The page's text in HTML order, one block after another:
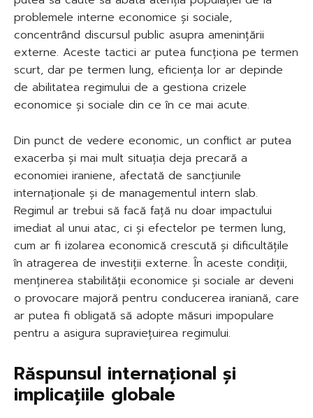
problemele interne economice și sociale,
concentrând discursul public asupra amenințării
externe. Aceste tactici ar putea funcționa pe termen
scurt, dar pe termen lung, eficiența lor ar depinde
de abilitatea regimului de a gestiona crizele
economice și sociale din ce în ce mai acute.
Din punct de vedere economic, un conflict ar putea
exacerba și mai mult situația deja precară a
economiei iraniene, afectată de sancțiunile
internaționale și de managementul intern slab.
Regimul ar trebui să facă față nu doar impactului
imediat al unui atac, ci și efectelor pe termen lung,
cum ar fi izolarea economică crescută și dificultățile
în atragerea de investiții externe. În aceste condiții,
menținerea stabilității economice și sociale ar deveni
o provocare majoră pentru conducerea iraniană, care
ar putea fi obligată să adopte măsuri impopulare
pentru a asigura supraviețuirea regimului.
Răspunsul internațional și
implicațiile globale